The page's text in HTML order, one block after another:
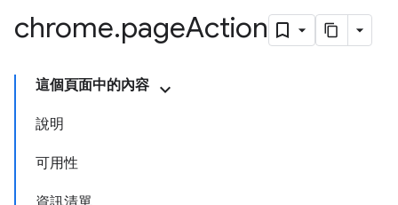
chrome.pageAction
這個頁面中的內容
說明
可用性